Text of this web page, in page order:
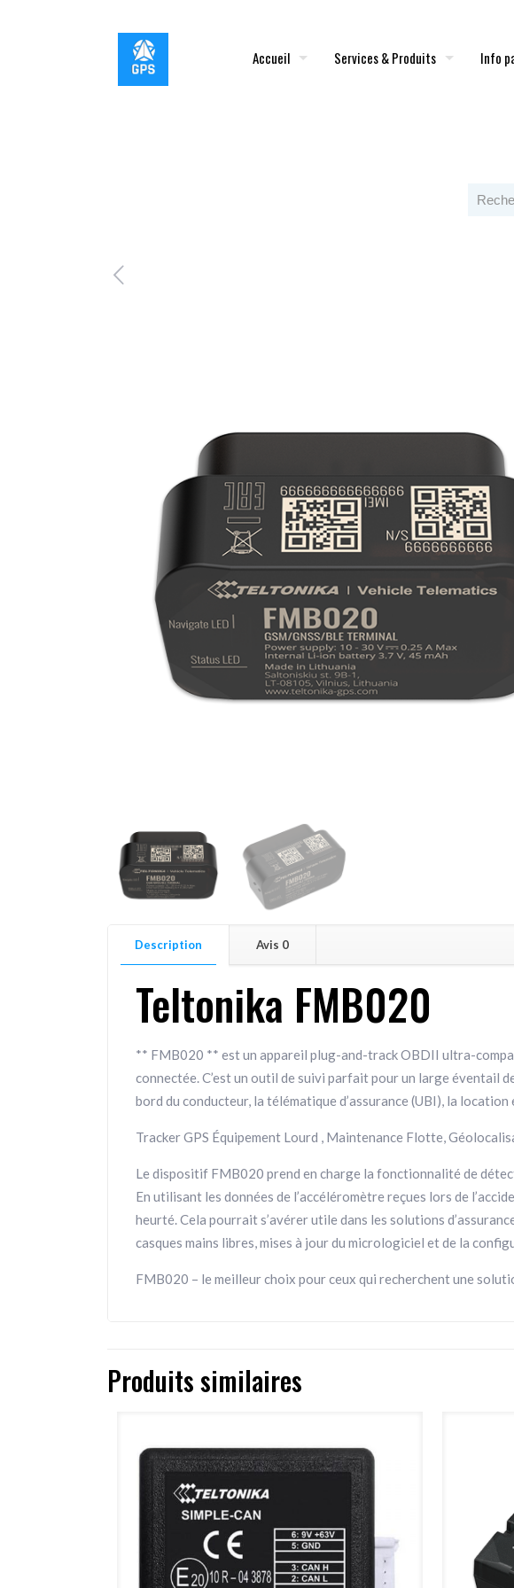
Accueil Services & Produits Info
Description Avis 0
Teltonika FMB020
** FMB020 ** est un appareil plug-and-track OBDII ultra-
connectée. C’est un outil de suivi parfait pour un large éventail
bord du conducteur, la télématique d’assurance (UBI), la
Tracker GPS Équipement Lourd , Maintenance Flotte,
Le dispositif FMB020 prend en charge la fonctionnalité de
En utilisant les données de l’accéléromètre reçues lors de
heurté. Cela pourrait s’avérer utile dans les solutions
casques mains libres, mises à jour du micrologiciel et de la
FMB020 – le meilleur choix pour ceux qui recherchent une
Produits similaires